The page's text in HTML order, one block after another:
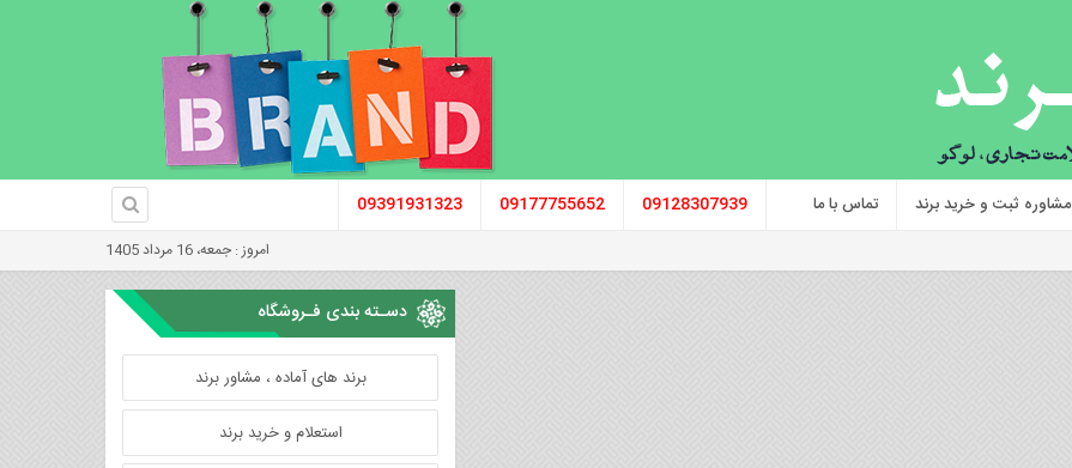
مشاوره ثبت و خرید برند تماس با ما 09128307939
09177755652
09391931323
امروز : جمعه، 16 مرداد 1405
دسـته بندی فـروشگاه
برند های آماده ، مشاور برند
استعلام و خرید برند